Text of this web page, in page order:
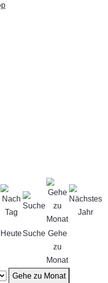
HeuteSuche Gehe
zu
Monat
Gehe zu Monat